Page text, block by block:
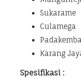
Sukarame
Culamega
Karang
Spesifikasi :